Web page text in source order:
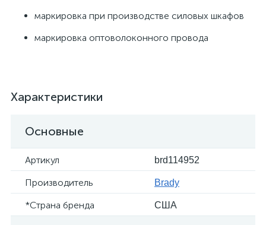
маркировка при производстве силовых шкафов
маркировка оптоволоконного провода
Характеристики
Основные
Артикул brd114952
Производитель Brady
*Страна бренда США